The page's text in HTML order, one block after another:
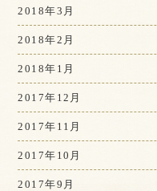
2018年3月
2018年2月
2018年1月
2017年12月
2017年11月
2017年10月
2017年9月